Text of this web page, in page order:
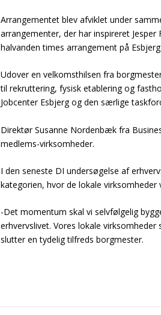
Arrangementet blev afviklet under
arrangementer, der har inspireret
halvanden times arrangement på Esbjerg
Udover en velkomsthilsen fra
til rekruttering, fysisk etablering og
Jobcenter Esbjerg og den særlige
Direktør Susanne Nordenbæk fra
medlems-virksomheder.
I den seneste DI undersøgelse af
kategorien, hvor de lokale
-Det momentum skal vi selvfølgelig
erhvervslivet. Vores lokale
slutter en tydelig tilfreds borgmester.